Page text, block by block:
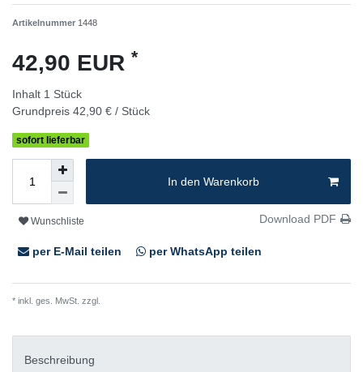
Artikelnummer 1448
42,90 EUR *
Inhalt 1 Stück
Grundpreis 42,90 € / Stück
sofort lieferbar
In den Warenkorb
Wunschliste Download PDF
per E-Mail teilen per WhatsApp teilen
* inkl. ges. MwSt. zzgl.
Beschreibung